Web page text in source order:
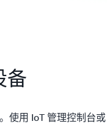
备
使用 IoT 管理控制台